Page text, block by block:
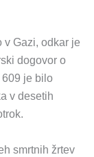
Gazi, odkar je
dogovor o
je bilo
v desetih
smrtnih žrtev